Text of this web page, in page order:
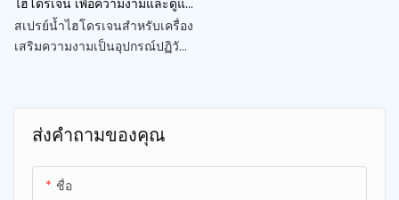
ส่งคำถามของคุณ
ชื่อ
ไฮโดรเจน เพื่อความงามและดูแล
ผิว
สเปรย์น้ำไฮโดรเจนสำหรับเครื่อง
เสริมความงามเป็นอุปกรณ์ปฏิวัติ
ฟื้นฟูผิวอย่างล้ำลึก ด้วยการ
ออกแบบที่กะทัดรัดและพกพาได้
เครื่องมือเสริมความงามนี้จึง
เหมาะอย่างยิ่งสำหรับผลิตภัณฑ์
ดูแลผิวที่ต้องเดินทาง มอบหมอก